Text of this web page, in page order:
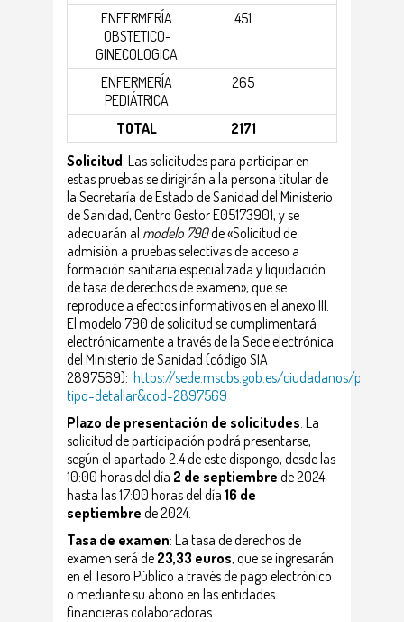
ENFERMERÍA
OBSTETICO-
GINECOLOGICA
451
ENFERMERÍA
PEDIÁTRICA
265
TOTAL
2171
Solicitud: Las solicitudes para participar en
estas pruebas se dirigirán a la persona titular de
la Secretaría de Estado de Sanidad del Ministerio
de Sanidad, Centro Gestor E05173901, y se
adecuarán al modelo 790de «Solicitud de
admisión a pruebas selectivas de acceso a
formación sanitaria especializada y liquidación
de tasa de derechos de examen», que se
reproduce a efectos informativos en el anexo III.
El modelo 790 de solicitud se cumplimentará
electrónicamente a través de la Sede electrónica
del Ministerio de Sanidad (código SIA
2897569): https://sede.mscbs.gob.es/ciudadanos/
tipo=detallar&cod=2897569
Plazo de presentación de solicitudes: La
solicitud de participación podrá presentarse,
según el apartado 2.4 de este dispongo, desde las
10:00 horas del día 2 de septiembre de 2024
hasta las 17:00 horas del día 16 de
septiembre de 2024.
Tasa de examen: La tasa de derechos de
examen será de 23,33 euros, que se ingresarán
en el Tesoro Público a través de pago electrónico
o mediante su abono en las entidades
financieras colaboradoras.